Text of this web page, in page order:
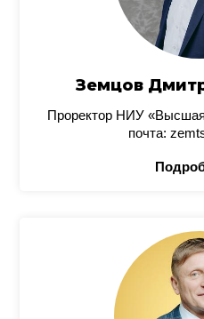
Земцов
Проректор НИУ
почта: